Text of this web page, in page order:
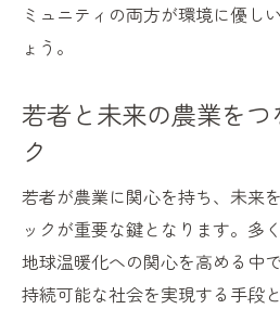
ミュニティの両方が環境に優し
ょう。
若者と未来の農業をつ
ク
若者が農業に関心を持ち、未来
ックが重要な鍵となります。多
地球温暖化への関心を高める中
持続可能な社会を実現する手段